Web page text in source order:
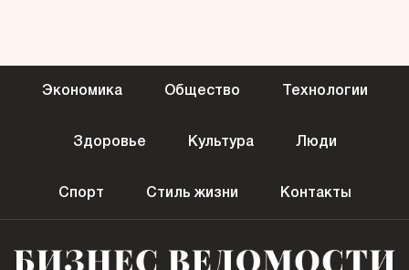
Экономика Общество Технологии
Здоровье Культура Люди
Спорт Стиль жизни Контакты